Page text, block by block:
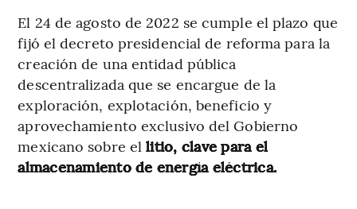
El 24 de agosto de 2022 se cumple el plazo que
fijó el decreto presidencial de reforma para la
creación de una entidad pública
descentralizada que se encargue de la
exploración, explotación, beneficio y
aprovechamiento exclusivo del Gobierno
mexicano sobre ellitio, clave para el
almacenamiento de energía eléctrica.